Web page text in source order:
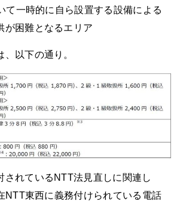
て一時的に自ら設置する設備による
が困難となるエリア
以下の通り。
されているNTT法見直しに関連し
NTT東西に義務付けられている電話